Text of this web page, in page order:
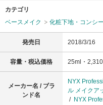
カテゴリ
ベースメイク
化粧下地・コンシ
発売日 2018/3/16
容量・税込価格 25ml・
メーカー名 / ブラ
ンド名
NYX
ル メイクア
/ NYX